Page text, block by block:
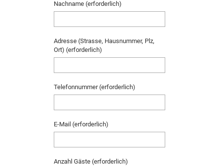
Nachname (erforderlich)
Adresse (Strasse, Hausnummer, Plz,
Ort) (erforderlich)
Telefonnummer (erforderlich)
E-Mail (erforderlich)
Anzahl Gäste (erforderlich)